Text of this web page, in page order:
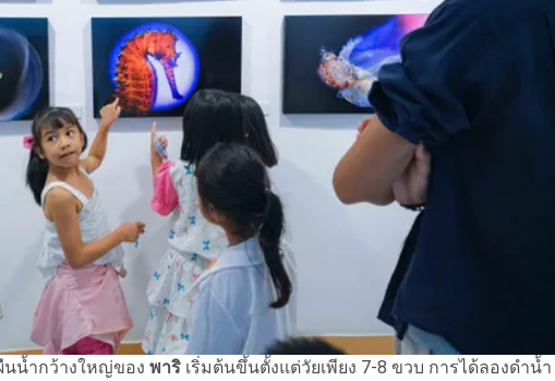
นน้ำกว้างใหญ่ของ พาริ เริ่มต้นขึ้นตั้งแต่วัยเพียง 7-8 ขวบ การได้ลองดำน้ำ